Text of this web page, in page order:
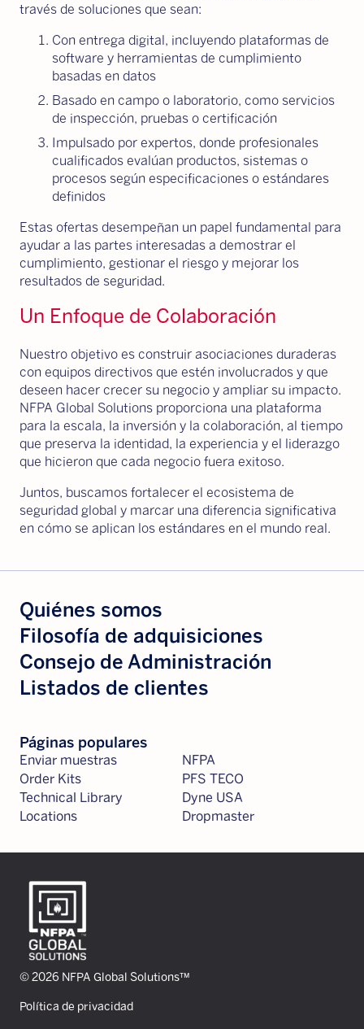
través de soluciones que sean:
Con entrega digital, incluyendo plataformas de
software y herramientas de cumplimiento
basadas en datos
Basado en campo o laboratorio, como servicios
de inspección, pruebas o certificación
Impulsado por expertos, donde profesionales
cualificados evalúan productos, sistemas o
procesos según especificaciones o estándares
definidos
Estas ofertas desempeñan un papel fundamental para
ayudar a las partes interesadas a demostrar el
cumplimiento, gestionar el riesgo y mejorar los
resultados de seguridad.
Un Enfoque de Colaboración
Nuestro objetivo es construir asociaciones duraderas
con equipos directivos que estén involucrados y que
deseen hacer crecer su negocio y ampliar su impacto.
NFPA Global Solutions proporciona una plataforma
para la escala, la inversión y la colaboración, al tiempo
que preserva la identidad, la experiencia y el liderazgo
que hicieron que cada negocio fuera exitoso.
Juntos, buscamos fortalecer el ecosistema de
seguridad global y marcar una diferencia significativa
en cómo se aplican los estándares en el mundo real.
Quiénes somos
Filosofía de adquisiciones
Consejo de Administración
Listados de clientes
Páginas populares
Enviar muestras
Order Kits
Technical Library
Locations
NFPA
PFS TECO
Dyne USA
Dropmaster
© 2026 NFPA Global Solutions™
Política de privacidad